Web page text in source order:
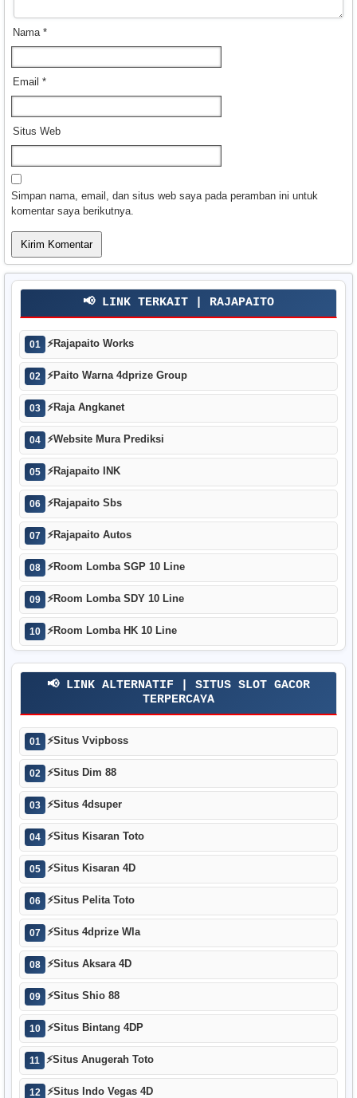
Nama *
Email *
Situs Web
Simpan nama, email, dan situs web saya pada peramban ini untuk
komentar saya berikutnya.
📢 LINK TERKAIT | RAJAPAITO
01 ⚡Rajapaito Works
02 ⚡Paito Warna 4dprize Group
03 ⚡Raja Angkanet
04 ⚡Website Mura Prediksi
05 ⚡Rajapaito INK
06 ⚡Rajapaito Sbs
07 ⚡Rajapaito Autos
08 ⚡Room Lomba SGP 10 Line
09 ⚡Room Lomba SDY 10 Line
10 ⚡Room Lomba HK 10 Line
📢 LINK ALTERNATIF | SITUS SLOT GACOR
TERPERCAYA
01 ⚡Situs Vvipboss
02 ⚡Situs Dim 88
03 ⚡Situs 4dsuper
04 ⚡Situs Kisaran Toto
05 ⚡Situs Kisaran 4D
06 ⚡Situs Pelita Toto
07 ⚡Situs 4dprize Wla
08 ⚡Situs Aksara 4D
09 ⚡Situs Shio 88
10 ⚡Situs Bintang 4DP
11 ⚡Situs Anugerah Toto
12 ⚡Situs Indo Vegas 4D